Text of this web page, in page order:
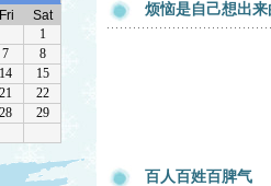
烦恼是自己想出来
百人百姓百脾气